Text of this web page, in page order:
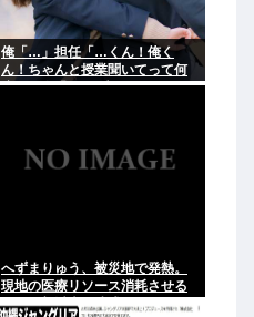
俺「…」担任「…くん！俺く
ん！ちゃんと授業聞いてって何
度m」俺「(───来るッ！)」
へずまりゅう、被災地で発熱。
現地の医療リソース消耗させる
とか予想以上に迷惑だったな